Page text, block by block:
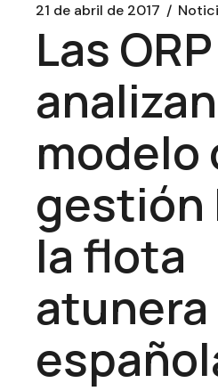
21 de abril de 2017
Las ORP
modelo
gestión
la flota
atunera